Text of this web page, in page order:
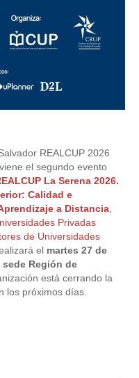
REALCUP 2026
el segundo evento
La Serena 2026.
Calidad e
a Distancia,
Privadas
de Universidades
el martes 27 de
Región de
está cerrando la
los próximos días.